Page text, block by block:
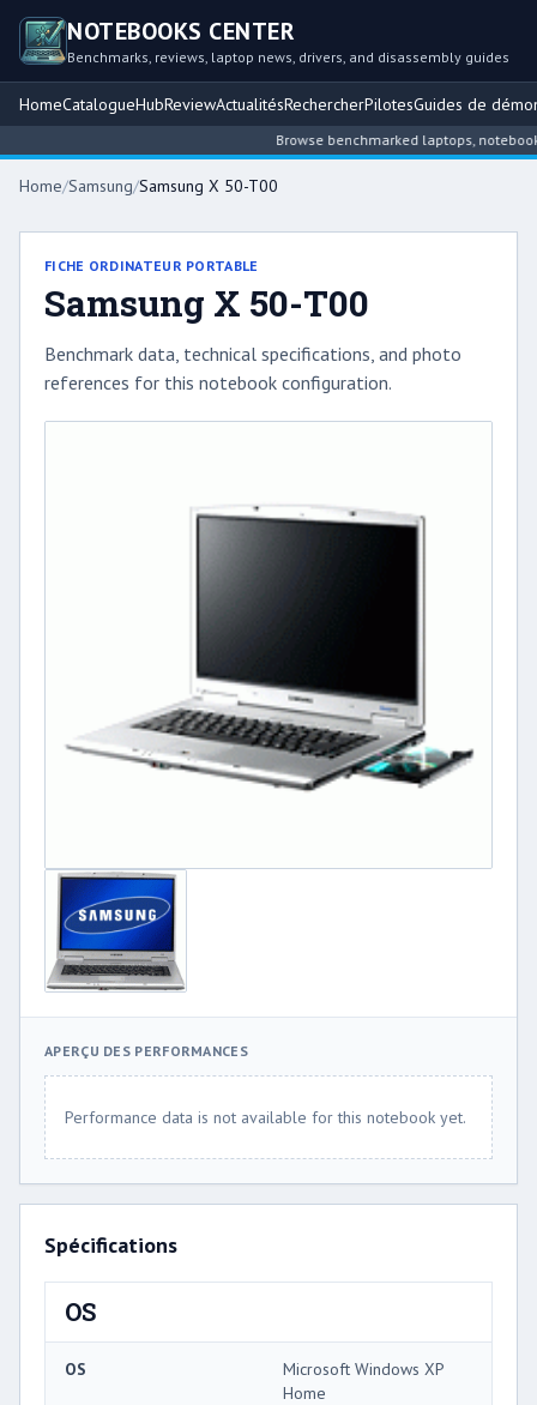
NOTEBOOKS CENTER
Benchmarks, reviews, laptop news, drivers, and disassembly guides
HomeCatalogueHubReviewActualitésRechercherPilotesGuides de
Browse benchmarked laptops,
Home/Samsung/Samsung X 50-T00
FICHE ORDINATEUR PORTABLE
Samsung X 50-T00
Benchmark data, technical specifications, and photo
references for this notebook configuration.
APERÇU DES PERFORMANCES
Performance data is not available for this notebook yet.
Spécifications
OS
OS
Microsoft Windows XP
Home